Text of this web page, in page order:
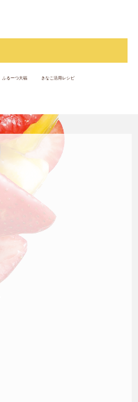
ふるーつ大福 きなこ活用レシピ